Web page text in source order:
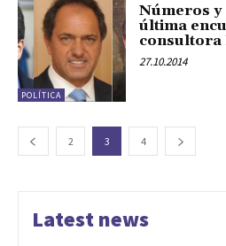
POLÍTICA
Números y
última
27.10.2014
2 3 4
Latest news